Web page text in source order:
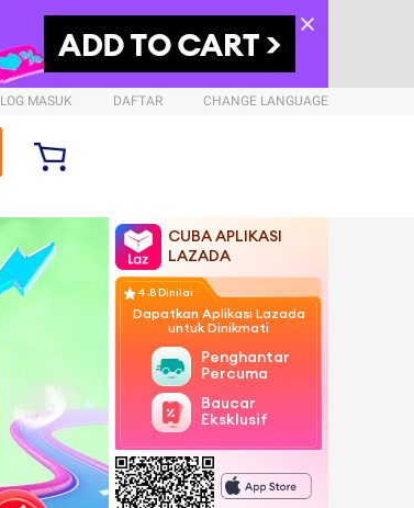
LOG MASUK DAFTAR CHANGE LANGUAGE
CUBA APLIKASI
LAZADA
4.8 Dinilai
Dapatkan Aplikasi Lazada
untuk Dinikmati
Penghantaran
Percuma
Baucar
Eksklusif